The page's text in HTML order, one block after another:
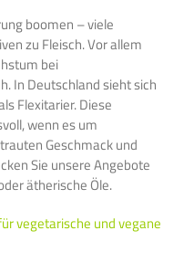
boomen – viele
zu Fleisch. Vor allem
bei
In Deutschland sieht sich
Flexitarier. Diese
wenn es um
Geschmack und
Sie unsere Angebote
ätherische Öle.
vegetarische und vegane